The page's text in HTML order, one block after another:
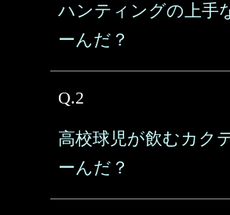
ハンティングの上手
ーんだ？
Q.2
高校球児が飲むカク
ーんだ？